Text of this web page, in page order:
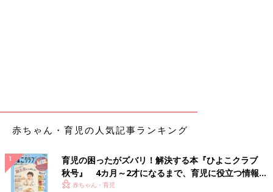
赤ちゃん・育児の人気記事ランキング
育児の困ったがズバリ！解決する本『ひよこクラブ
秋号』 4カ月～2才になるまで、育児に役立つ情報が
いっぱい！
赤ちゃん・育児